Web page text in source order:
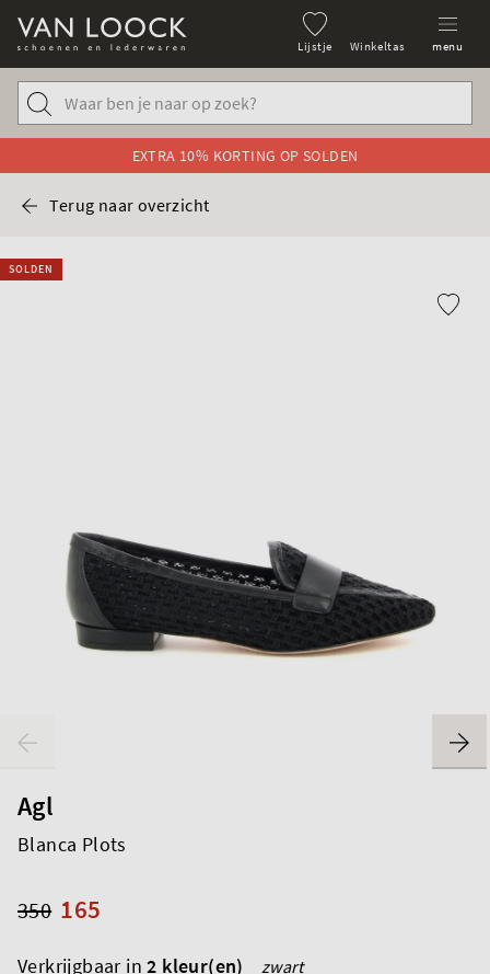
Lijstje Winkeltas menu
EXTRA 10% KORTING OP SOLDEN
Terug naar overzicht
SOLDEN
Agl
Blanca Plots
165
350
Verkrijgbaar in2 kleur(en) zwart